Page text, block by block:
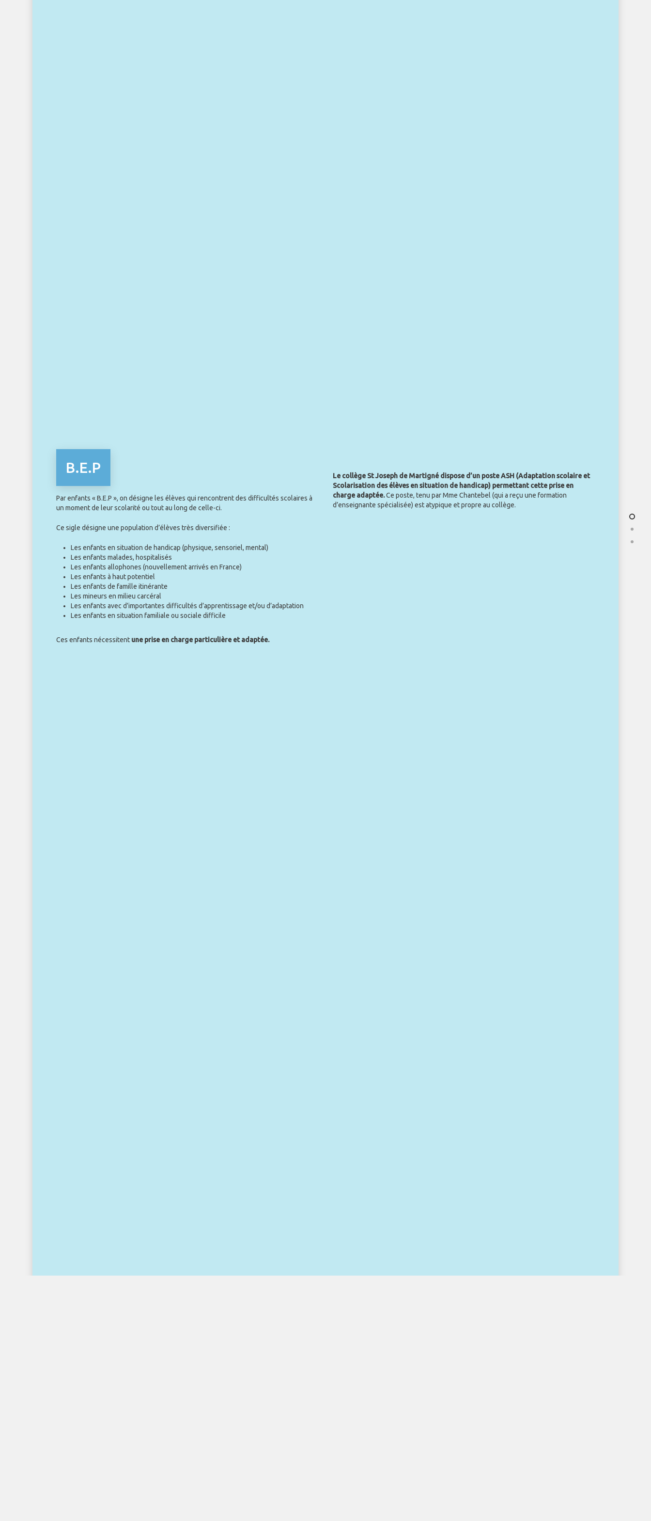
B.E.P
Par enfants « B.E.P », on désigne les élèves qui rencontrent des difficultés scolaires à
un moment de leur scolarité ou tout au long de celle-ci.
Ce sigle désigne une population d’élèves très diversifiée :
Les enfants en situation de handicap (physique, sensoriel, mental)
Les enfants malades, hospitalisés
Les enfants allophones (nouvellement arrivés en France)
Les enfants à haut potentiel
Les enfants de famille itinérante
Les mineurs en milieu carcéral
Les enfants avec d’importantes difficultés d’apprentissage et/ou d’adaptation
Les enfants en situation familiale ou sociale difficile
Ces enfants nécessitent une prise en charge particulière et adaptée.
Le collège St Joseph de Martigné dispose d’un poste ASH (Adaptation scolaire et
Scolarisation des élèves en situation de handicap) permettant cette prise en
charge adaptée.Ce poste, tenu par Mme Chantebel (qui a reçu une formation
d’enseignante spécialisée) est atypique et propre au collège.